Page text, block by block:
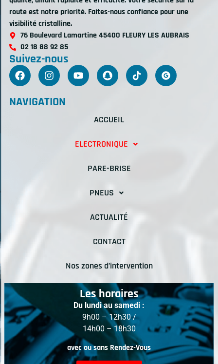
route est notre priorité. Faites-nous confiance pour une
visibilité cristalline.
76 Boulevard Lamartine 45400 FLEURY LES AUBRAIS
02 18 88 92 85
Suivez-nous
NAVIGATION
ACCUEIL
ELECTRONIQUE
PARE-BRISE
PNEUS
ACTUALITÉ
CONTACT
Nos zones d’intervention
Les horaires
Du lundi au samedi :
9h00 – 12h30 /
14h00 – 18h30
avec ou sans Rendez-Vous